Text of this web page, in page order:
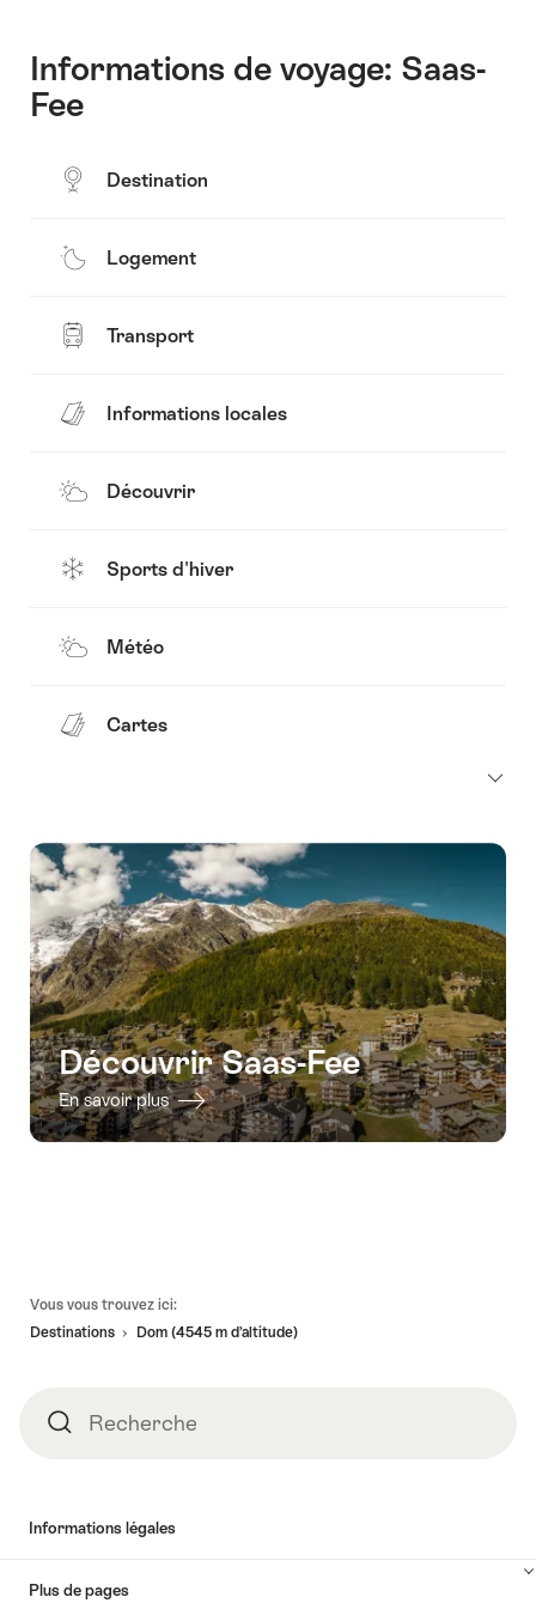
Informations de voyage: Saas-
Fee
Destination
Logement
Transport
Informations locales
Découvrir
Sports d'hiver
Météo
Cartes
Découvrir Saas-Fee
En savoir plus
Vous vous trouvez ici:
Destinations
Dom (4545 m d’altitude)
RechercheRecherche
Informations légales
Plus de pages